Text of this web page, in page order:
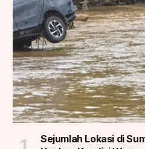
Sejumlah Lokasi di